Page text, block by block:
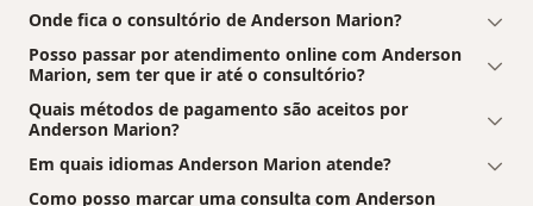
Onde fica o consultório de Anderson Marion?
Posso passar por atendimento online com Anderson
Marion, sem ter que ir até o consultório?
Quais métodos de pagamento são aceitos por
Anderson Marion?
Em quais idiomas Anderson Marion atende?
Como posso marcar uma consulta com Anderson